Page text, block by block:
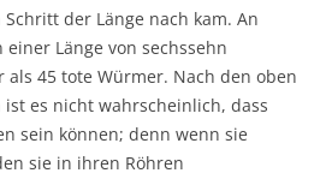
der Länge nach kam. An
Länge von sechssehn
45 tote Würmer. Nach den oben
es nicht wahrscheinlich, dass
sein können; denn wenn sie
sie in ihren Röhren